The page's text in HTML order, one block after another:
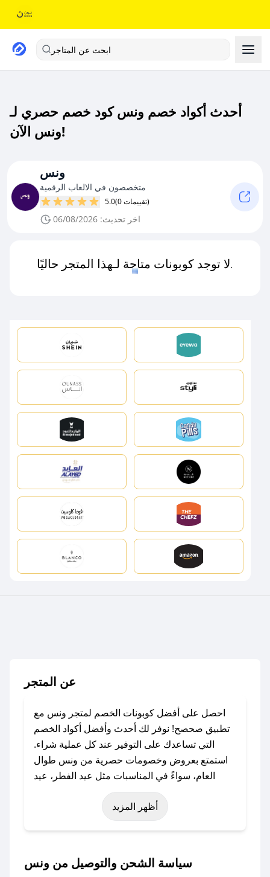
ابحث عن المتاجر
أحدث أكواد خصم ونس كود خصم حصري لـ
ونس الآن!
ونس
متخصصون في الالعاب الرقمية
5.0 (0 تقييمات)
اخر تحديث: 06/08/2026
لا توجد كوبونات متاحة لـهذا المتجر حاليًا.
عن المتجر
احصل على أفضل كوبونات الخصم لمتجر ونس مع
تطبيق صحصح! نوفر لك أحدث وأفضل أكواد الخصم
التي تساعدك على التوفير عند كل عملية شراء.
استمتع بعروض وخصومات حصرية من ونس طوال
العام، سواءً في المناسبات مثل عيد الفطر، عيد
الأضحى، الجمعة البيضاء (شهر نوفمبر)، رمضان،
اليوم الوطني، يوم التأسيس، أو حتى عروض خاصة
باستخدام تطبيق صحصح، يمكنك العثور بسهولة على
أظهر المزيد
سياسة الشحن والتوصيل من ونس